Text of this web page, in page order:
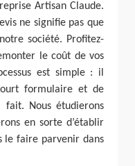
Artisan Claude.
ne signifie pas que
société. Profitez-
le coût de vos
est simple : il
formulaire et de
fait. Nous étudierons
en sorte d’établir
le faire parvenir dans